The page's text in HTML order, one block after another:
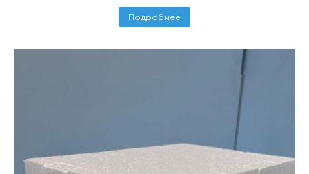
Подробнее